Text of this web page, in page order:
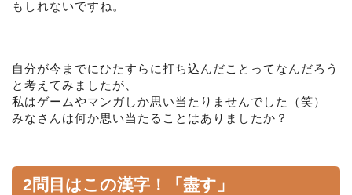
もしれないですね。
自分が今までにひたすらに打ち込んだことってなんだろう
と考えてみましたが、
私はゲームやマンガしか思い当たりませんでした（笑）
みなさんは何か思い当たることはありましたか？
2問目はこの漢字！「盡す」